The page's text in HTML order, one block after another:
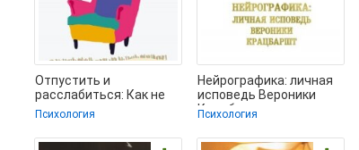
Отпустить и
расслабиться: Как не
давать гневу, страху и
Психология
Нейрографика: личная
исповедь Вероники
Крацбаршт -
книг
Психология